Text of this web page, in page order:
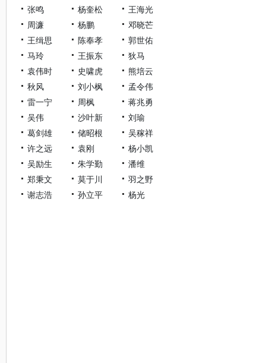
张鸣
杨奎松
王海光
周濂
杨鹏
邓晓芒
王缉思
陈奉孝
郭世佑
马玲
王振东
狄马
袁伟时
史啸虎
熊培云
秋风
刘小枫
孟令伟
雷一宁
周枫
蒋兆勇
吴伟
沙叶新
刘瑜
葛剑雄
储昭根
吴稼祥
许之远
袁刚
杨小凯
吴励生
朱学勤
潘维
郑秉文
莫于川
羽之野
谢志浩
孙立平 杨光